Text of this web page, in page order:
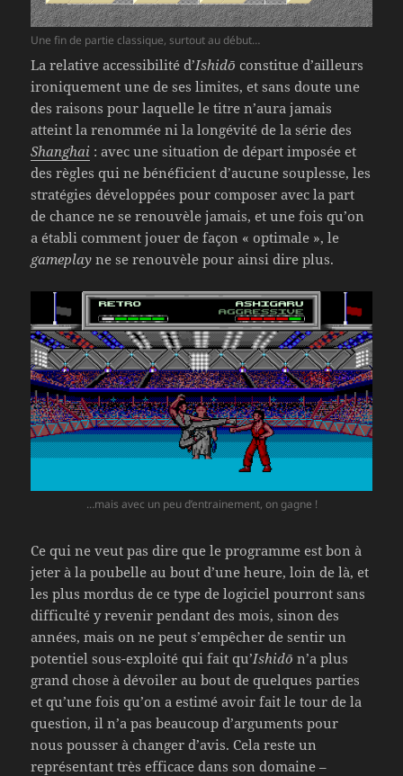
Une fin de partie classique, surtout au début…
La relative accessibilité d’Ishidō constitue d’ailleurs
ironiquement une de ses limites, et sans doute une
des raisons pour laquelle le titre n’aura jamais
atteint la renommée ni la longévité de la série des
Shanghai : avec une situation de départ imposée et
des règles qui ne bénéficient d’aucune souplesse, les
stratégies développées pour composer avec la part
de chance ne se renouvèle jamais, et une fois qu’on
a établi comment jouer de façon « optimale », le
gameplay ne se renouvèle pour ainsi dire plus.
…mais avec un peu d’entrainement, on gagne !
Ce qui ne veut pas dire que le programme est bon à
jeter à la poubelle au bout d’une heure, loin de là, et
les plus mordus de ce type de logiciel pourront sans
difficulté y revenir pendant des mois, sinon des
années, mais on ne peut s’empêcher de sentir un
potentiel sous-exploité qui fait qu’Ishidō n’a plus
grand chose à dévoiler au bout de quelques parties
et qu’une fois qu’on a estimé avoir fait le tour de la
question, il n’a pas beaucoup d’arguments pour
nous pousser à changer d’avis. Cela reste un
représentant très efficace dans son domaine –